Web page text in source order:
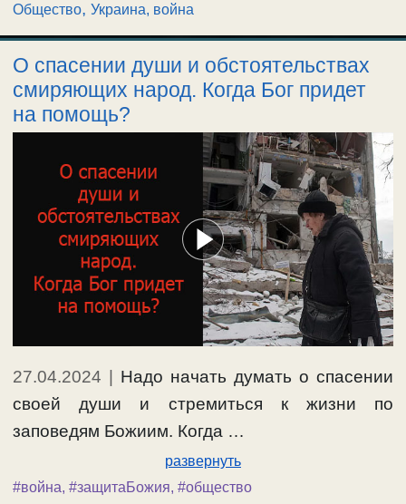
Общество, Украина, война
О спасении души и обстоятельствах
смиряющих народ. Когда Бог придет
на помощь?
27.04.2024 | Надо начать думать о спасении
своей души и стремиться к жизни по
заповедям Божиим. Когда …
развернуть
#война, #защитаБожия, #общество